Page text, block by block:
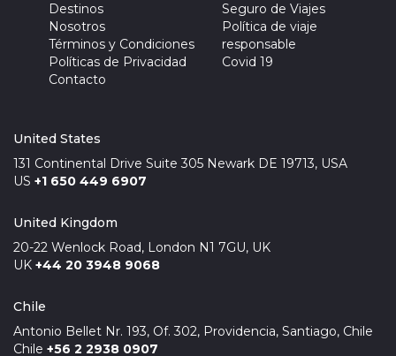
Destinos
Nosotros
Términos y Condiciones
Políticas de Privacidad
Contacto
Seguro de Viajes
Política de viaje
responsable
Covid 19
United States
131 Continental Drive Suite 305 Newark DE 19713, USA
US +1 650 449 6907
United Kingdom
20-22 Wenlock Road, London N1 7GU, UK
UK +44 20 3948 9068
Chile
Antonio Bellet Nr. 193, Of. 302, Providencia, Santiago, Chile
Chile +56 2 2938 0907